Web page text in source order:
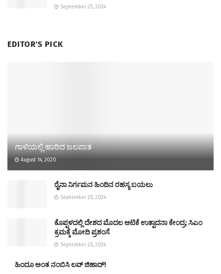
September 25, 2024
EDITOR'S PICK
ಗಾಳಿಯಲ್ಲಿ ಹಾರಿದ ಜಲಪಾತ
August 14, 2020
ರೈನಾ ನಿರ್ಗಮನ ಹಿಂದಿನ ರಹಸ್ಯ ಬಯಲು
September 25, 2024
ಕೊಪ್ಪಳದಲ್ಲಿ ದೇಶದ ಮೊದಲ ಆಟಿಕೆ ಉತ್ಪಾದನಾ ಕೇಂದ್ರ; ಸಿಎಂ
ಕ್ರಮಕ್ಕೆ ಮೋದಿ ಪ್ರಶಂಸೆ
September 25, 2024
ಹಿಂದೂ ಅಂತ ನಂಬಿಸಿ ಲವ್ ಜಿಹಾದ್!